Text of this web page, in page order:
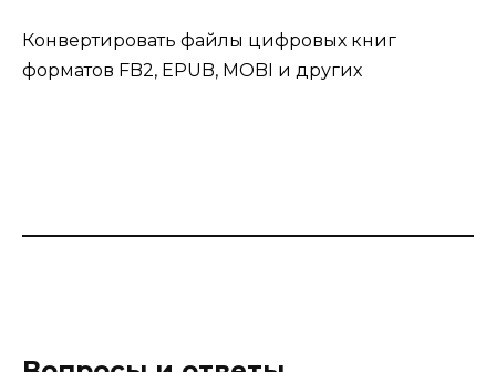
Конвертировать файлы цифровых книг
форматов FB2, EPUB, MOBI и других